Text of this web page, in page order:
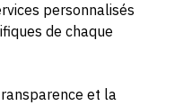
personnalisés
de chaque
et la